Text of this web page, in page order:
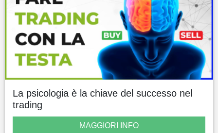
La psicologia è la chiave del successo nel
trading
MAGGIORI INFO